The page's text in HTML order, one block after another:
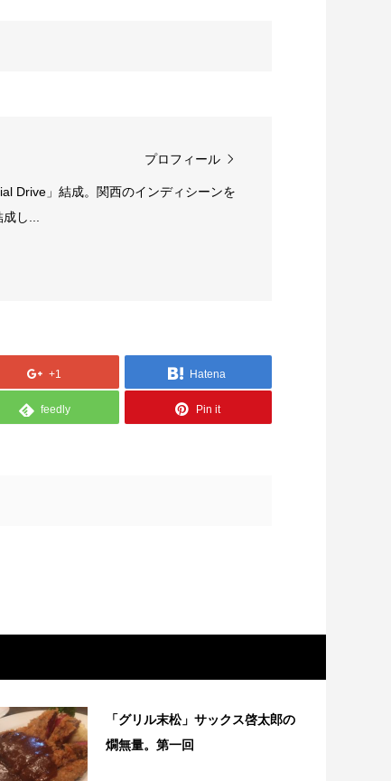
プロフィール
Drive」結成。関西のインディシーンを
成し...
+1 Hatena
feedly Pin it
「グリル末松」サックス啓太郎の
燗無量。第一回
ビュー ～設定出オチのわけわから
「壁の女」～
映画レビュ